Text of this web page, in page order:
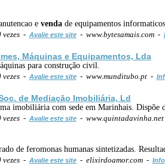
e vendade equipamentos informaticos
vezes - Avalie este site- www.bytesamais.com -
Máquinas e Equipamentos, Lda
para construção civil.
vezes - Avalie este site- www.munditubo.pt -
de Mediação Imobiliária, Ld
imobiliária com sede em Marinhais. Dispõe
vezes - Avalie este site-
de feromonas humanas sintetizadas.
vezes - Avalie este site- elixirdoamor.com - Info